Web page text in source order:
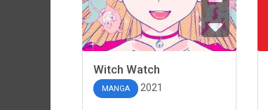
Witch Watch
MANGA 2021